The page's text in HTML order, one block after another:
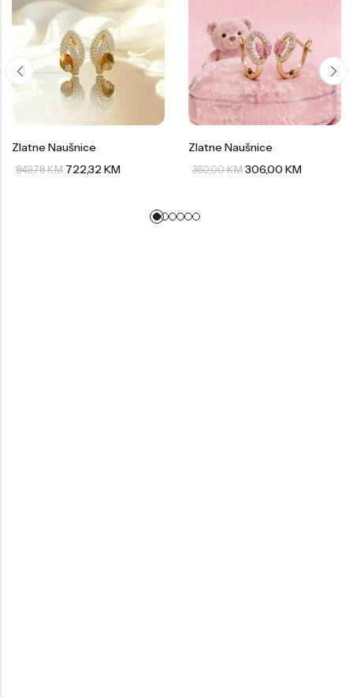
Zlatne Naušnice
849,78KM 722,32KM
Zlatne Naušnice
360,00KM 306,00 KM